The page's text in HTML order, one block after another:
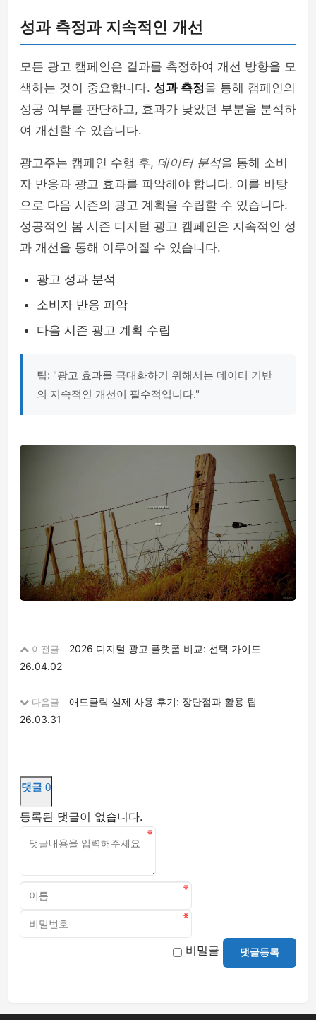
성과 측정과 지속적인 개선
모든 광고 캠페인은 결과를 측정하여 개선 방향을 모
색하는 것이 중요합니다. 성과 측정을 통해 캠페인의
성공 여부를 판단하고, 효과가 낮았던 부분을 분석하
여 개선할 수 있습니다.
광고주는 캠페인 수행 후, 데이터 분석을 통해 소비
자 반응과 광고 효과를 파악해야 합니다. 이를 바탕
으로 다음 시즌의 광고 계획을 수립할 수 있습니다.
성공적인 봄 시즌 디지털 광고 캠페인은 지속적인 성
과 개선을 통해 이루어질 수 있습니다.
광고 성과 분석
소비자 반응 파악
다음 시즌 광고 계획 수립
팁: "광고 효과를 극대화하기 위해서는 데이터 기반
의 지속적인 개선이 필수적입니다."
이전글
2026 디지털 광고 플랫폼 비교: 선택 가이드
26.04.02
다음글
애드클릭 실제 사용 후기: 장단점과 활용 팁
26.03.31
댓글 0
등록된 댓글이 없습니다.
비밀글 댓글등록